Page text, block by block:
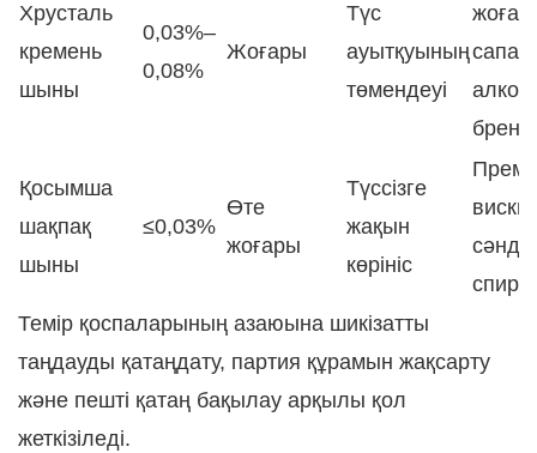
Хрусталь
кремень
шыны
0,03%–
0,08%
Жоғары
Түс
ауытқуының
төмендеуі
Қосымша
шақпақ
шыны
≤0,03%
Өте
жоғары
Түссізге
жақын
көрініс
сәнді
Темір қоспаларының азаюына шикізатты
таңдауды қатаңдату, партия құрамын жақсарту
және пешті қатаң бақылау арқылы қол
жеткізіледі.